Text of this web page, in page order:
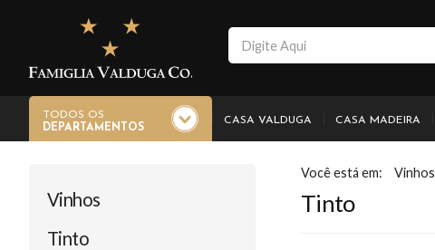
TODOS OS
DEPARTAMENTOS
CASA VALDUGA CASA MADEIRA
Vinhos
Tinto
Vinhos
Tinto